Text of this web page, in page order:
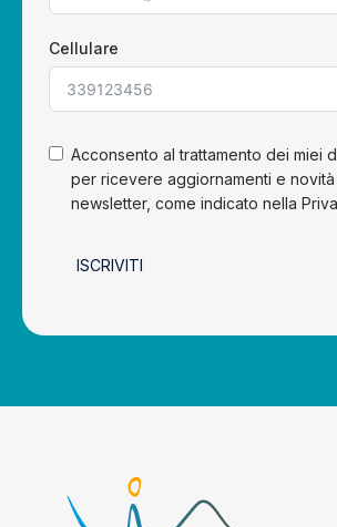
Cellulare
Acconsento al trattamento dei miei
per ricevere aggiornamenti e
newsletter, come indicato nella
ISCRIVITI